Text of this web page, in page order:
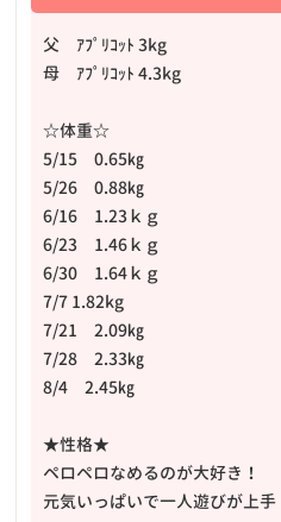
父 ｱﾌﾟﾘｺｯﾄ 3kg
母 ｱﾌﾟﾘｺｯﾄ 4.3kg
☆体重☆
5/15 0.65㎏
5/26 0.88㎏
6/16 1.23ｋｇ
6/23 1.46ｋｇ
6/30 1.64ｋｇ
7/7 1.82kg
7/21 2.09㎏
7/28 2.33㎏
8/4 2.45㎏
★性格★
ペロペロなめるのが大好き！
元気いっぱいで一人遊びが上手